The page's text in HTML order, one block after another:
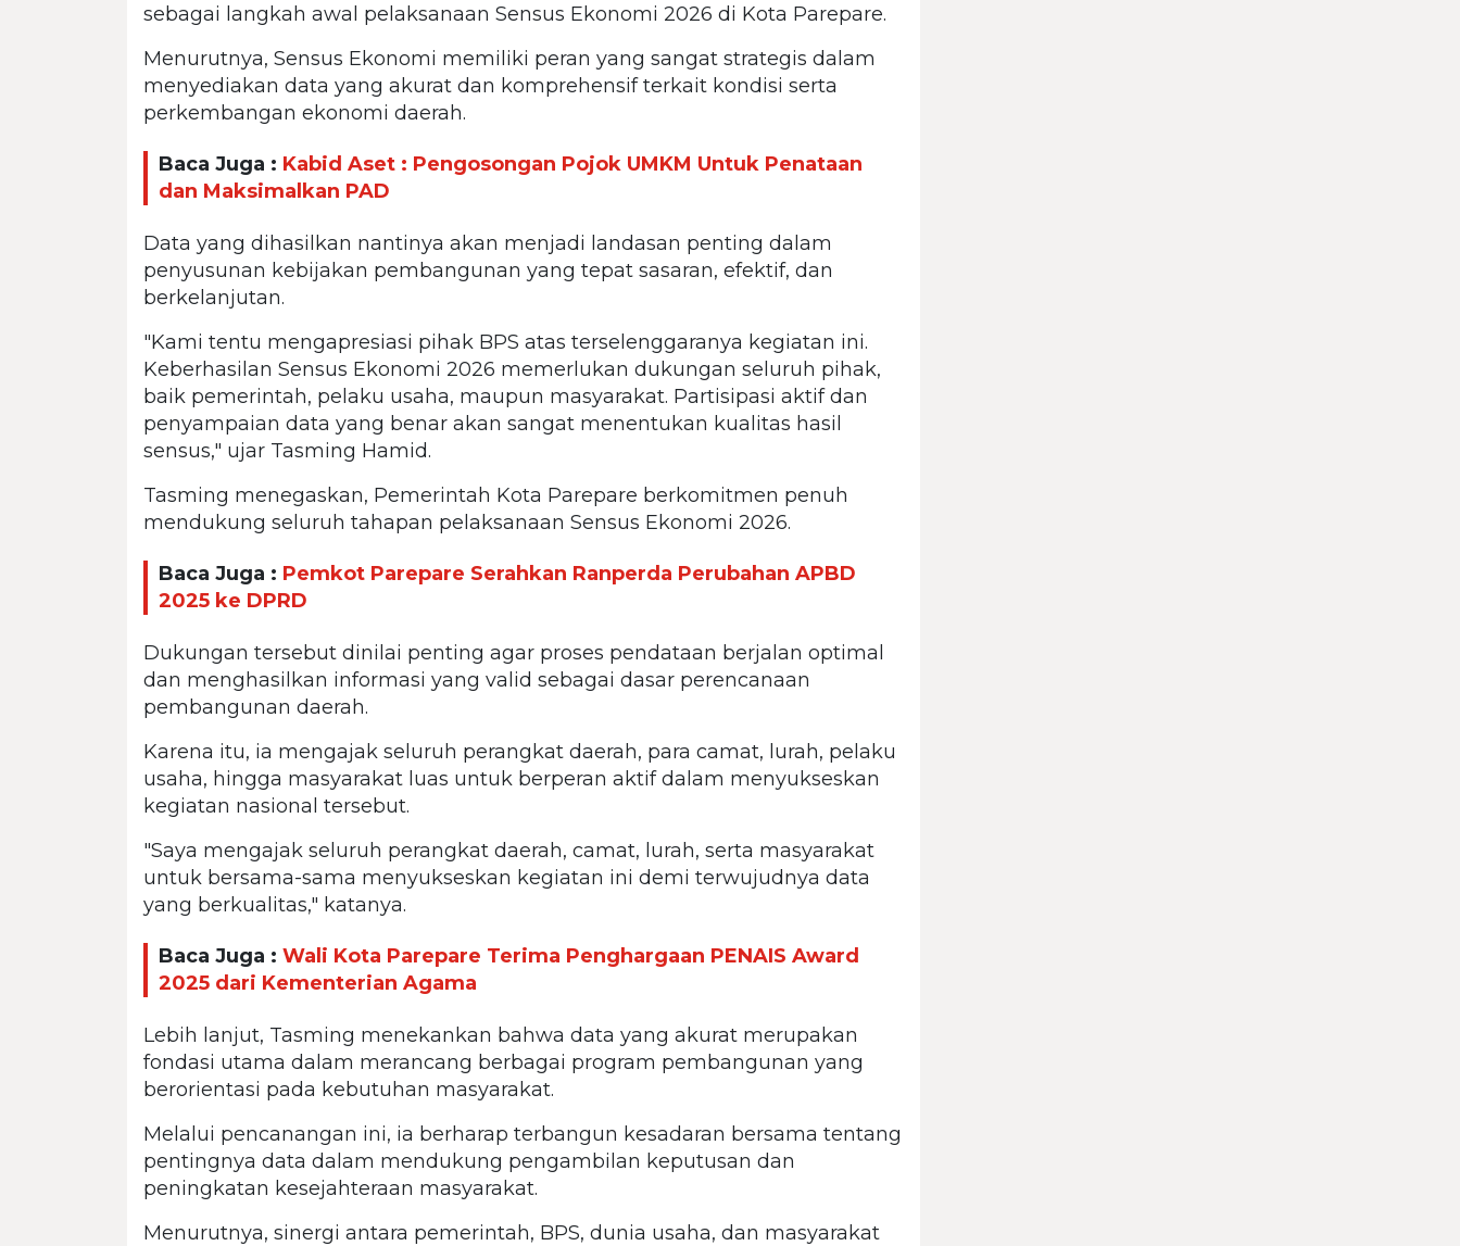
sebagai langkah awal pelaksanaan Sensus Ekonomi 2026 di Kota Parepare.
Menurutnya, Sensus Ekonomi memiliki peran yang sangat strategis dalam
menyediakan data yang akurat dan komprehensif terkait kondisi serta
perkembangan ekonomi daerah.
Baca Juga : Kabid Aset : Pengosongan Pojok UMKM Untuk Penataan
dan Maksimalkan PAD
Data yang dihasilkan nantinya akan menjadi landasan penting dalam
penyusunan kebijakan pembangunan yang tepat sasaran, efektif, dan
berkelanjutan.
"Kami tentu mengapresiasi pihak BPS atas terselenggaranya kegiatan ini.
Keberhasilan Sensus Ekonomi 2026 memerlukan dukungan seluruh pihak,
baik pemerintah, pelaku usaha, maupun masyarakat. Partisipasi aktif dan
penyampaian data yang benar akan sangat menentukan kualitas hasil
sensus," ujar Tasming Hamid.
Tasming menegaskan, Pemerintah Kota Parepare berkomitmen penuh
mendukung seluruh tahapan pelaksanaan Sensus Ekonomi 2026.
Baca Juga : Pemkot Parepare Serahkan Ranperda Perubahan APBD
2025 ke DPRD
Dukungan tersebut dinilai penting agar proses pendataan berjalan optimal
dan menghasilkan informasi yang valid sebagai dasar perencanaan
pembangunan daerah.
Karena itu, ia mengajak seluruh perangkat daerah, para camat, lurah, pelaku
usaha, hingga masyarakat luas untuk berperan aktif dalam menyukseskan
kegiatan nasional tersebut.
"Saya mengajak seluruh perangkat daerah, camat, lurah, serta masyarakat
untuk bersama-sama menyukseskan kegiatan ini demi terwujudnya data
yang berkualitas," katanya.
Baca Juga : Wali Kota Parepare Terima Penghargaan PENAIS Award
2025 dari Kementerian Agama
Lebih lanjut, Tasming menekankan bahwa data yang akurat merupakan
fondasi utama dalam merancang berbagai program pembangunan yang
berorientasi pada kebutuhan masyarakat.
Melalui pencanangan ini, ia berharap terbangun kesadaran bersama tentang
pentingnya data dalam mendukung pengambilan keputusan dan
peningkatan kesejahteraan masyarakat.
Menurutnya, sinergi antara pemerintah, BPS, dunia usaha, dan masyarakat